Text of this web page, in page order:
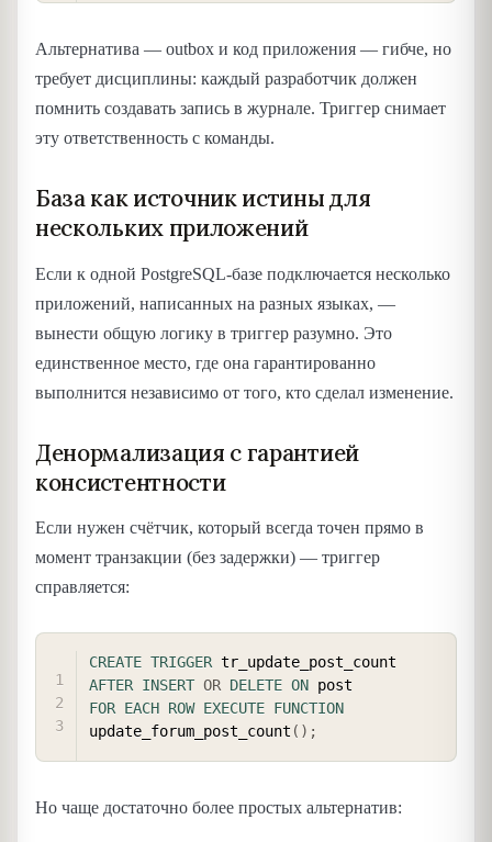
Альтернатива — outbox и код приложения — гибче, но
требует дисциплины: каждый разработчик должен
помнить создавать запись в журнале. Триггер снимает
эту ответственность с команды.
База как источник истины для
нескольких приложений
Если к одной PostgreSQL-базе подключается несколько
приложений, написанных на разных языках, —
вынести общую логику в триггер разумно. Это
единственное место, где она гарантированно
выполнится независимо от того, кто сделал изменение.
Денормализация с гарантией
консистентности
Если нужен счётчик, который всегда точен прямо в
момент транзакции (без задержки) — триггер
справляется:
CREATE TRIGGER
AFTER INSERT OR DELETE ON
FOR EACH ROW EXECUTE FUNCTION
update_forum_post_count ( ) ;
Но чаще достаточно более простых альтернатив: